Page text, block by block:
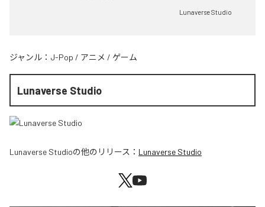
Lunaverse Studio
ジャンル： J-Pop / アニメ / ゲーム
Lunaverse Studio
Lunaverse Studioの他のリリース： Lunaverse Studio